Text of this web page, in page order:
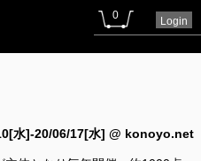
0 Login
水]-20/06/17[水] @ konoyo.net